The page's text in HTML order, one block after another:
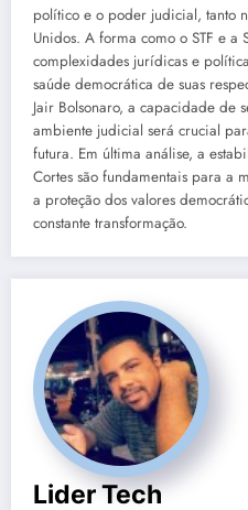
político e o poder judicial, tanto
Unidos. A forma como o STF e a
complexidades jurídicas e
saúde democrática de suas
Jair Bolsonaro, a capacidade de
ambiente judicial será crucial
futura. Em última análise, a
Cortes são fundamentais para a
a proteção dos valores
constante transformação.
Lider Tech